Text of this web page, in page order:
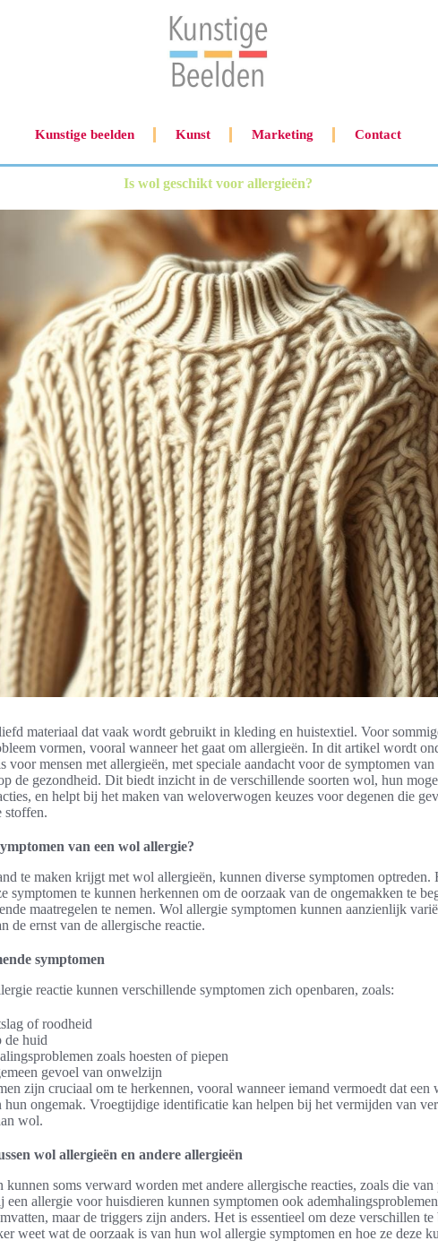
Kunstige beelden Kunst Marketing Contact
Is wol geschikt voor allergieën?
materiaal dat vaak wordt gebruikt in kleding en huistextiel. Voor
vormen, vooral wanneer het gaat om allergieën. In dit artikel wordt
voor mensen met allergieën, met speciale aandacht voor de symptomen
de gezondheid. Dit biedt inzicht in de verschillende soorten wol, hun
en helpt bij het maken van weloverwogen keuzes voor degenen die
stoffen.
van een wol allergie?
te maken krijgt met wol allergieën, kunnen diverse symptomen optreden.
symptomen te kunnen herkennen om de oorzaak van de ongemakken te
maatregelen te nemen. Wol allergie symptomen kunnen aanzienlijk
de ernst van de allergische reactie.
symptomen
reactie kunnen verschillende symptomen zich openbaren, zoals:
of roodheid
de huid
zoals hoesten of piepen
gevoel van onwelzijn
zijn cruciaal om te herkennen, vooral wanneer iemand vermoedt dat een
hun ongemak. Vroegtijdige identificatie kan helpen bij het vermijden van
wol.
wol allergieën en andere allergieën
kunnen soms verward worden met andere allergische reacties, zoals die
een allergie voor huisdieren kunnen symptomen ook
maar de triggers zijn anders. Het is essentieel om deze verschillen te
weet wat de oorzaak is van hun wol allergie symptomen en hoe ze deze